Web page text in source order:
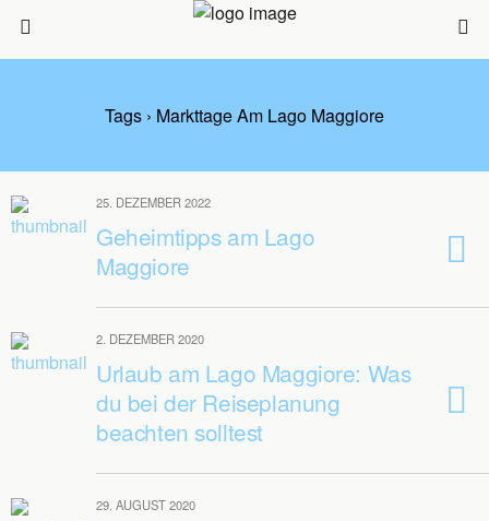
Tags › Markttage Am Lago Maggiore
25. DEZEMBER 2022
Geheimtipps am Lago
Maggiore
2. DEZEMBER 2020
Urlaub am Lago Maggiore: Was
du bei der Reiseplanung
beachten solltest
29. AUGUST 2020